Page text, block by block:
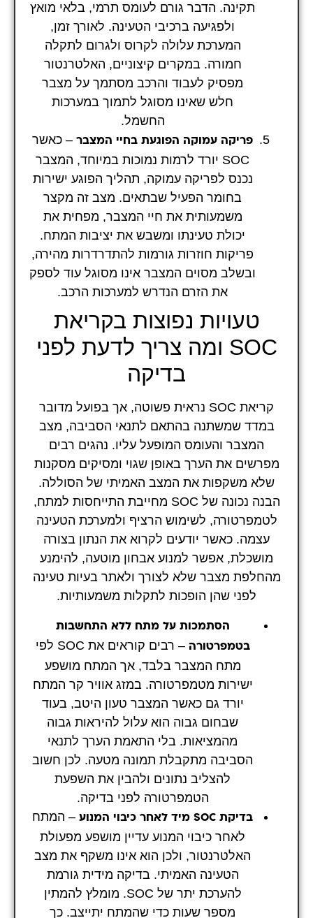
תקינה. הדבר גורם לעומס תרמי, בלאי מואץ
ולפגיעה ברכיבי הטעינה. לאורך זמן,
המערכת עלולה לקרוס ולגרום לתקלה
חמורה. במקרים קיצוניים, האלטרנטור
מפסיק לעבוד והרכב מסתמך על מצבר
חלש שאינו מסוגל לתמוך במערכות
החשמל.
פריקה עמוקה הפוגעת בחיי המצבר – כאשר
SOC יורד לרמות נמוכות במיוחד, המצבר
נכנס לפריקה עמוקה, תהליך הפוגע ישירות
בחומר הפעיל שבתאים. מצב זה מקצר
משמעותית את חיי המצבר, מפחית את
יכולת טעינתו ומשבש את יציבות המתח.
פריקות חוזרות גורמות להתדרדרות מהירה,
ובשלב מסוים המצבר אינו מסוגל עוד לספק
את הזרם הנדרש למערכות הרכב.
טעויות נפוצות בקריאת
SOC ומה צריך לדעת לפני
בדיקה
קריאת SOC נראית פשוטה, אך בפועל מדובר
במדד שמשתנה בהתאם לתנאי הסביבה, מצב
המצבר והעומס המופעל עליו. נהגים רבים
מפרשים את הערך באופן שגוי ומסיקים מסקנות
שלא משקפות את המצב האמיתי של הסוללה.
הבנה נכונה של SOC מחייבת התייחסות למתח,
לטמפרטורה, לשימוש הרציף ולמערכת הטעינה
עצמה. כאשר יודעים לקרוא את הנתון בצורה
מושכלת, אפשר למנוע אבחון מוטעה, להימנע
מהחלפת מצבר שלא לצורך ולאתר בעיות טעינה
לפני שהן הופכות לתקלות משמעותיות.
הסתמכות על מתח ללא התחשבות
בטמפרטורה
– רבים קוראים את SOC לפי
מתח המצבר בלבד, אך המתח מושפע
ישירות מטמפרטורה. במזג אוויר קר המתח
יורד גם כאשר המצבר טעון היטב, בעוד
שבחום גבוה הוא עלול להיראות גבוה
מהמציאות. בלי התאמת הערך לתנאי
הסביבה מתקבלת תמונה מטעה. לכן חשוב
להצליב נתונים ולהבין את השפעת
הטמפרטורה לפני בדיקה.
בדיקת SOC מיד לאחר כיבוי המנוע
– המתח
לאחר כיבוי המנוע עדיין מושפע מפעולת
האלטרנטור, ולכן הוא אינו משקף את מצב
הטעינה האמיתי. בדיקה מידית גורמת
להערכת יתר של SOC. מומלץ להמתין
מספר שעות כדי שהמתח יתייצב. כך